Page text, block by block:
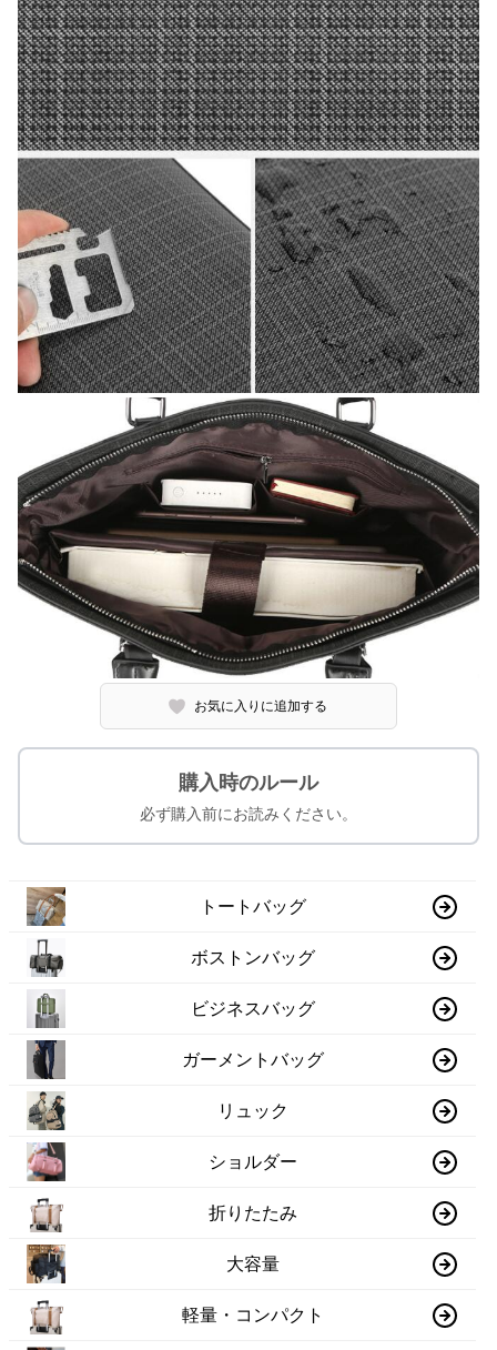
お気に入りに追加する
購入時のルール
必ず購入前にお読みください。
トートバッグ
ボストンバッグ
ビジネスバッグ
ガーメントバッグ
リュック
ショルダー
折りたたみ
大容量
軽量・コンパクト